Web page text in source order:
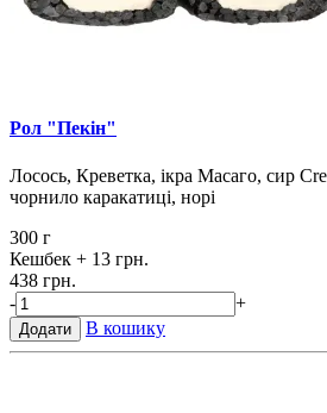
Рол "Пекін"
Лосось, Креветка, ікра Масаго, сир
чорнило каракатиці, норі
300 г
Кешбек + 13 грн.
438 грн.
-
+
Додати В кошику